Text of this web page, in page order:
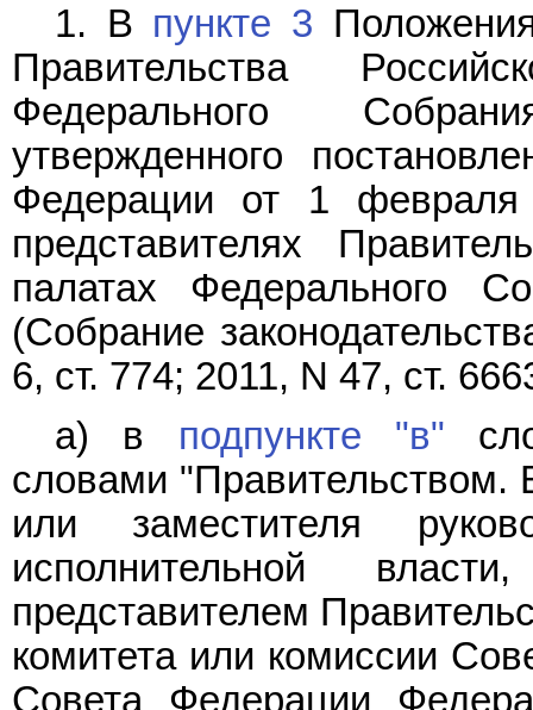
1. В пункте 3
Правительства
Федерального
утвержденного
Федерации от 1
представителях
палатах Федерального
(Собрание
6, ст. 774; 2011, N 47, ст.
а) в подпункте "в"
словами "Правительством.
или заместителя
исполнительной
представителем
комитета или комиссии
Совета Федерации